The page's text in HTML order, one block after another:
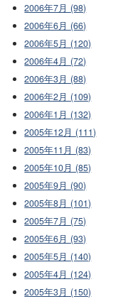
2006年7月 (98)
2006年6月 (66)
2006年5月 (120)
2006年4月 (72)
2006年3月 (88)
2006年2月 (109)
2006年1月 (132)
2005年12月 (111)
2005年11月 (83)
2005年10月 (85)
2005年9月 (90)
2005年8月 (101)
2005年7月 (75)
2005年6月 (93)
2005年5月 (140)
2005年4月 (124)
2005年3月 (150)